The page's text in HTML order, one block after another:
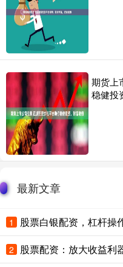
期货上
稳健投
最新文章
1 股票白银配资，杠杆操
2 股票配资：放大收益利